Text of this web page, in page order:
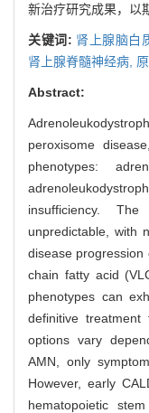
新治疗研究成果，以
关键词: 肾上腺脑白
肾上腺脊髓神经病,
Abstract:
peroxisome
phenotypes:
insufficiency.
unpredictable, with
disease
chain fatty acid
phenotypes can
definitive
options vary
AMN, only
However, early
hematopoietic